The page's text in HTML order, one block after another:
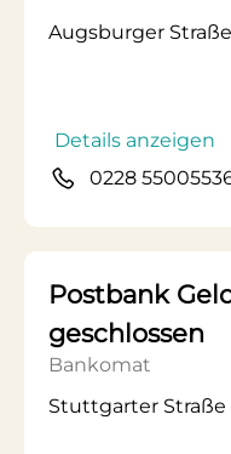
Augsburger
Details anzeigen
0228
Postbank
geschlossen
Bankomat
Stuttgarter Straße